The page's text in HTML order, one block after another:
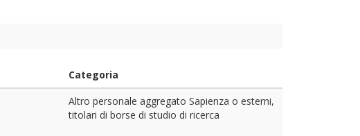
Categoria
Altro personale aggregato Sapienza o esterni,
titolari di borse di studio di ricerca